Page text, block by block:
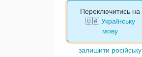
Переключитись на
🇺🇦 Українську
мову
залишити російську